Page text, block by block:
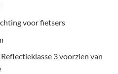
voor fietsers
3 voorzien van